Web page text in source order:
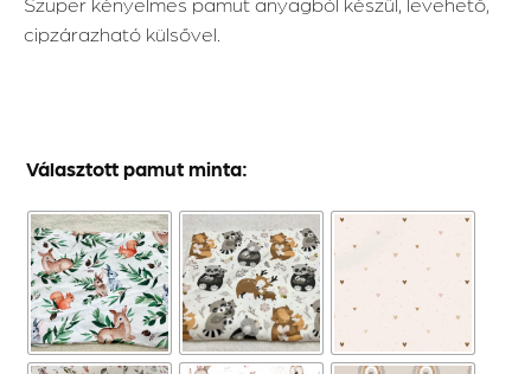
cipzárazható külsővel.
Választott pamut minta: